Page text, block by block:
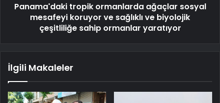
Panama'daki tropik ormanlarda ağaçlar sosyal
mesafeyi koruyor ve sağlıklı ve biyolojik
çeşitliliğe sahip ormanlar yaratıyor
İlgili Makaleler